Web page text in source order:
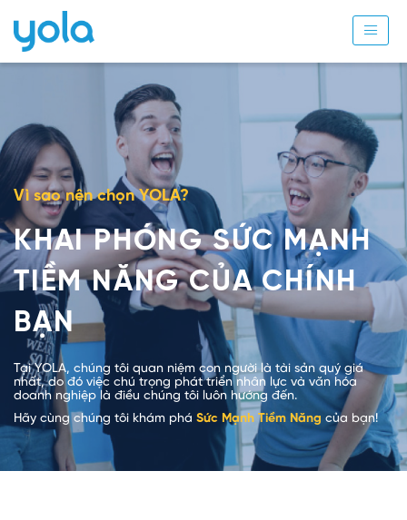
Vì sao nên chọn YOLA?
KHAI PHÓNG SỨC MẠNH
TIỀM NĂNG CỦA CHÍNH
BẠN
Tại YOLA, chúng tôi quan niệm con người là tài sản quý giá
nhất, do đó việc chú trọng phát triển nhân lực và văn hóa
doanh nghiệp là điều chúng tôi luôn hướng đến.
Hãy cùng chúng tôi khám phá Sức Mạnh Tiềm Năng của bạn!